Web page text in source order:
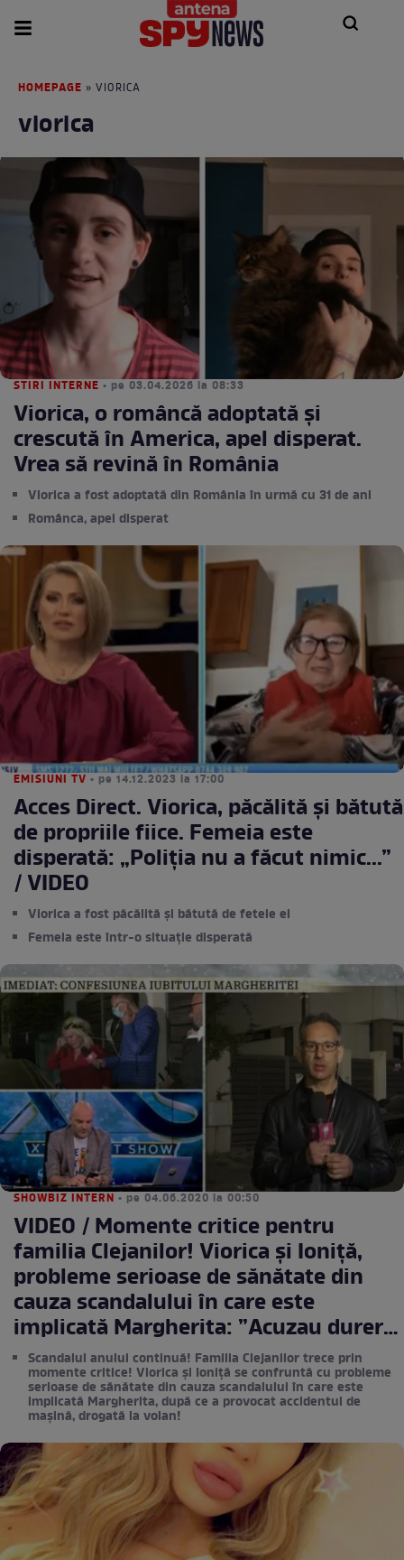
HOMEPAGE » VIORICA
viorica
STIRI INTERNE • pe 03.04.2026 la 08:33
Viorica, o româncă adoptată și
crescută în America, apel disperat.
Vrea să revină în România
Viorica a fost adoptată din România în urmă cu 31 de ani
Românca, apel disperat
EMISIUNI TV • pe 14.12.2023 la 17:00
Acces Direct. Viorica, păcălită și bătută
de propriile fiice. Femeia este
disperată: „Poliția nu a făcut nimic...”
/ VIDEO
Viorica a fost păcălită și bătută de fetele ei
Femeia este într-o situație disperată
SHOWBIZ INTERN • pe 04.06.2020 la 00:50
VIDEO / Momente critice pentru
familia Clejanilor! Viorica și Ioniță,
probleme serioase de sănătate din
cauza scandalului în care este
implicată Margherita: ”Acuzau dureri
foarte mari”
Scandalul anului continuă! Familia Clejanilor trece prin
momente critice! Viorica și Ioniță se confruntă cu probleme
serioase de sănătate din cauza scandalului în care este
implicată Margherita, după ce a provocat accidentul de
mașină, drogată la volan!